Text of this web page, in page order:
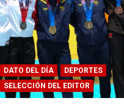
DATO DEL DÍA
DEPORTES
SELECCIÓN DEL EDITOR